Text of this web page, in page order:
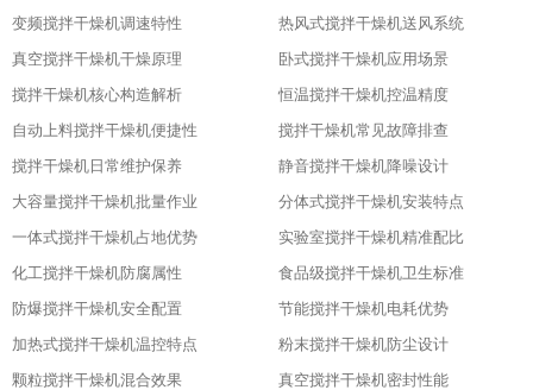
变频搅拌干燥机调速特性
热风式搅拌干燥机送风系统
真空搅拌干燥机干燥原理
卧式搅拌干燥机应用场景
搅拌干燥机核心构造解析
恒温搅拌干燥机控温精度
自动上料搅拌干燥机便捷性
搅拌干燥机常见故障排查
搅拌干燥机日常维护保养
静音搅拌干燥机降噪设计
大容量搅拌干燥机批量作业
分体式搅拌干燥机安装特点
一体式搅拌干燥机占地优势
实验室搅拌干燥机精准配比
化工搅拌干燥机防腐属性
食品级搅拌干燥机卫生标准
防爆搅拌干燥机安全配置
节能搅拌干燥机电耗优势
加热式搅拌干燥机温控特点
粉末搅拌干燥机防尘设计
颗粒搅拌干燥机混合效果
真空搅拌干燥机密封性能